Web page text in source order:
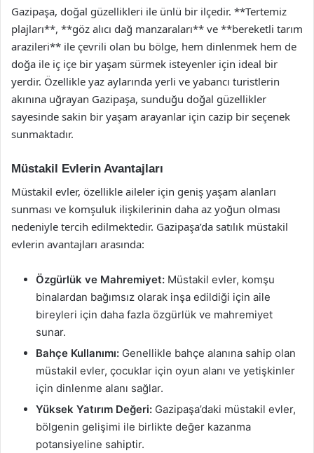
Gazipaşa, doğal güzellikleri ile ünlü bir ilçedir. **Tertemiz
plajları**, **göz alıcı dağ manzaraları** ve **bereketli tarım
arazileri** ile çevrili olan bu bölge, hem dinlenmek hem de
doğa ile iç içe bir yaşam sürmek isteyenler için ideal bir
yerdir. Özellikle yaz aylarında yerli ve yabancı turistlerin
akınına uğrayan Gazipaşa, sunduğu doğal güzellikler
sayesinde sakin bir yaşam arayanlar için cazip bir seçenek
sunmaktadır.
Müstakil Evlerin Avantajları
Müstakil evler, özellikle aileler için geniş yaşam alanları
sunması ve komşuluk ilişkilerinin daha az yoğun olması
nedeniyle tercih edilmektedir. Gazipaşa’da satılık müstakil
evlerin avantajları arasında:
Özgürlük ve Mahremiyet: Müstakil evler, komşu
binalardan bağımsız olarak inşa edildiği için aile
bireyleri için daha fazla özgürlük ve mahremiyet
sunar.
Bahçe Kullanımı: Genellikle bahçe alanına sahip olan
müstakil evler, çocuklar için oyun alanı ve yetişkinler
için dinlenme alanı sağlar.
Yüksek Yatırım Değeri: Gazipaşa’daki müstakil evler,
bölgenin gelişimi ile birlikte değer kazanma
potansiyeline sahiptir.